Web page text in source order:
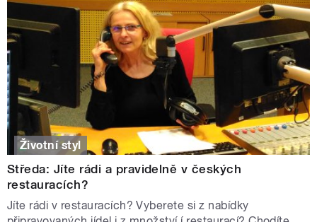
Životní styl
Středa: Jíte rádi a pravidelně v českých
restauracích?
Jíte rádi v restauracích? Vyberete si z nabídky